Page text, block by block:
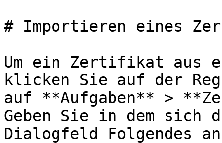
# Importieren eines
Um ein Zertifikat aus
klicken Sie auf der
auf **Aufgaben** >
Geben Sie in dem sich
Dialogfeld Folgendes